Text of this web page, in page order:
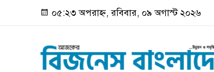
০৫:২৩ অপরাহ্ন, রবিবার, ০৯ অগাস্ট ২০২৬